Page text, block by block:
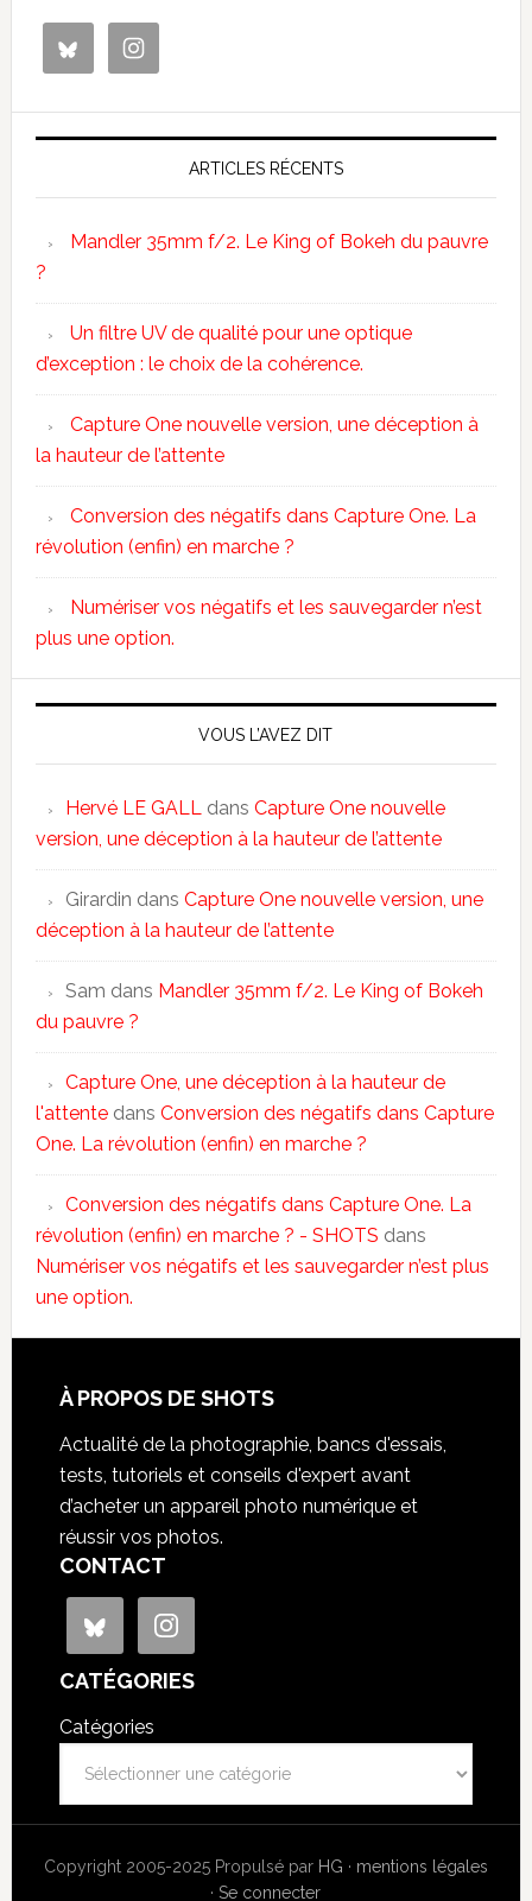
ARTICLES RÉCENTS
Mandler 35mm f/2. Le King of Bokeh du pauvre
?
Un filtre UV de qualité pour une optique
d’exception : le choix de la cohérence.
Capture One nouvelle version, une déception à
la hauteur de l’attente
Conversion des négatifs dans Capture One. La
révolution (enfin) en marche ?
Numériser vos négatifs et les sauvegarder n’est
plus une option.
VOUS L’AVEZ DIT
Hervé LE GALLdans Capture One nouvelle
version, une déception à la hauteur de l’attente
Girardin dans Capture One nouvelle version, une
déception à la hauteur de l’attente
Sam dans Mandler 35mm f/2. Le King of Bokeh
du pauvre ?
Capture One, une déception à la hauteur de
l'attentedans Conversion des négatifs dans Capture
One. La révolution (enfin) en marche ?
Conversion des négatifs dans Capture One. La
révolution (enfin) en marche ? - SHOTS dans
Numériser vos négatifs et les sauvegarder n’est plus
une option.
À PROPOS DE SHOTS
Actualité de la photographie, bancs d'essais,
tests, tutoriels et conseils d'expert avant
d’acheter un appareil photo numérique et
réussir vos photos.
CONTACT
CATÉGORIES
Catégories
Copyright 2005-2025 Propulsé par HG · mentions légales
·Se connecter